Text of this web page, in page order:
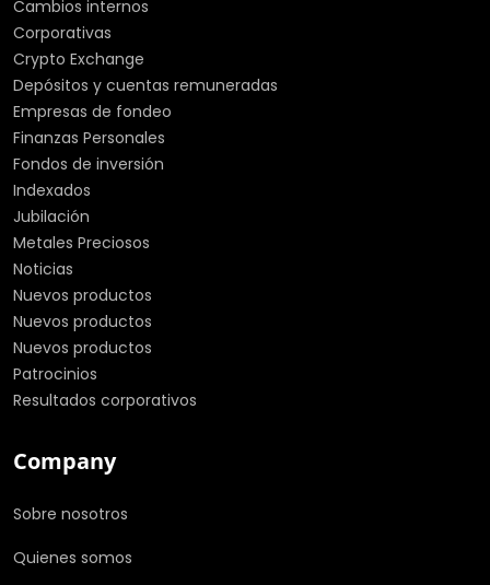
Cambios internos
Corporativas
Crypto Exchange
Depósitos y cuentas remuneradas
Empresas de fondeo
Finanzas Personales
Fondos de inversión
Indexados
Jubilación
Metales Preciosos
Noticias
Nuevos productos
Nuevos productos
Nuevos productos
Patrocinios
Resultados corporativos
Company
Sobre nosotros
Quienes somos